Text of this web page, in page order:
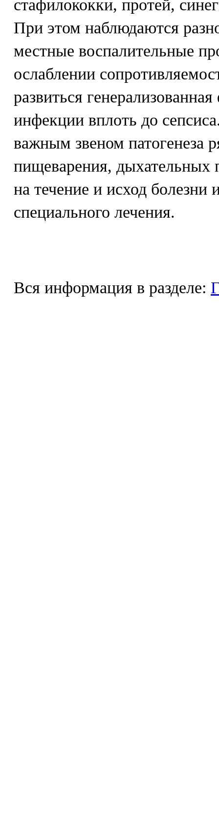
стафилококки, протей,
При этом наблюдаются
местные воспалительные
ослаблении
развиться
инфекции вплоть до
важным звеном патогенеза
пищеварения,
на течение и исход болезни
специального лечения.
Вся информация в разделе: